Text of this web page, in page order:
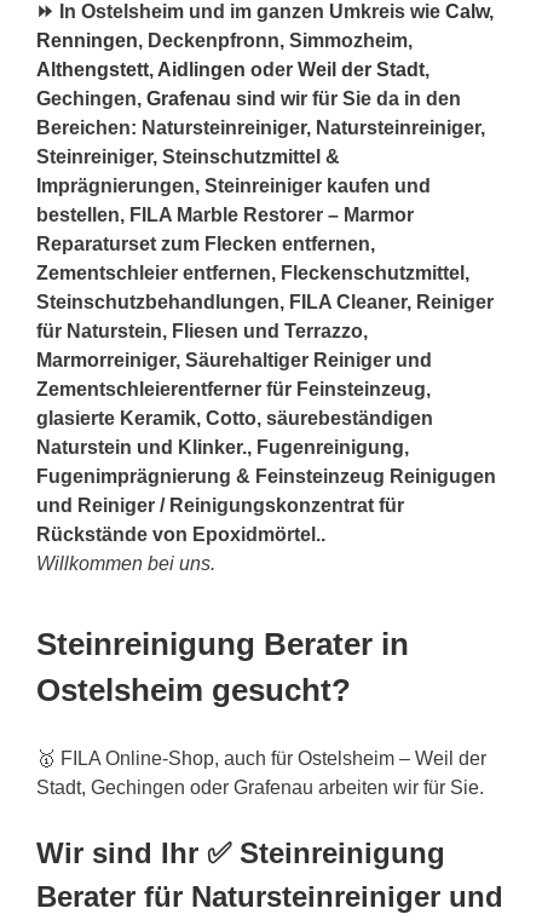
⏩ In Ostelsheim und im ganzen Umkreis wie Calw,
Renningen, Deckenpfronn, Simmozheim,
Althengstett, Aidlingen oder Weil der Stadt,
Gechingen, Grafenau sind wir für Sie da in den
Bereichen: Natursteinreiniger, Natursteinreiniger,
Steinreiniger, Steinschutzmittel &
Imprägnierungen, Steinreiniger kaufen und
bestellen, FILA Marble Restorer – Marmor
Reparaturset zum Flecken entfernen,
Zementschleier entfernen, Fleckenschutzmittel,
Steinschutzbehandlungen, FILA Cleaner, Reiniger
für Naturstein, Fliesen und Terrazzo,
Marmorreiniger, Säurehaltiger Reiniger und
Zementschleierentferner für Feinsteinzeug,
glasierte Keramik, Cotto, säurebeständigen
Naturstein und Klinker., Fugenreinigung,
Fugenimprägnierung & Feinsteinzeug Reinigugen
und Reiniger / Reinigungskonzentrat für
Rückstände von Epoxidmörtel..
Willkommen bei uns.
Steinreinigung Berater in
Ostelsheim gesucht?
🥇 FILA Online-Shop, auch für Ostelsheim – Weil der
Stadt, Gechingen oder Grafenau arbeiten wir für Sie.
Wir sind Ihr ✅ Steinreinigung
Berater für Natursteinreiniger und